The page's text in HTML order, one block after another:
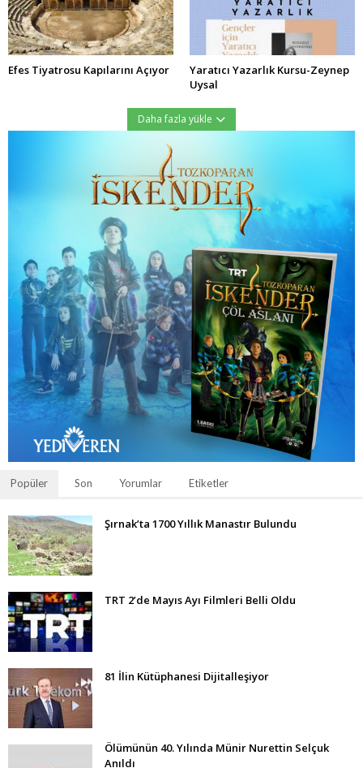
Efes Tiyatrosu Kapılarını Açıyor
Yaratıcı Yazarlık Kursu-Zeynep
Uysal
Daha fazla yükle
Popüler Son Yorumlar Etiketler
Şırnak’ta 1700 Yıllık Manastır Bulundu
TRT 2’de Mayıs Ayı Filmleri Belli Oldu
81 İlin Kütüphanesi Dijitalleşiyor
Ölümünün 40. Yılında Münir Nurettin Selçuk
Anıldı